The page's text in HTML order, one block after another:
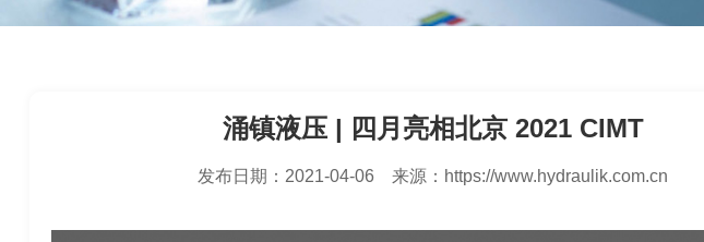
涌镇液压 | 四月亮相北京 2021 CIMT
发布日期： 2021-04-06 来源： https://www.hydraulik.com.cn